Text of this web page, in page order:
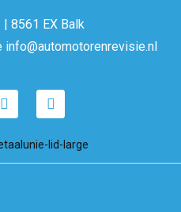
| 8561 EX Balk